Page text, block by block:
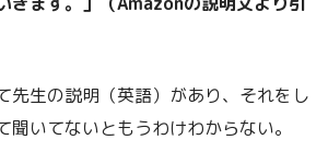
先生の説明（英語）があり、それをし
聞いてないともうわけわからない。